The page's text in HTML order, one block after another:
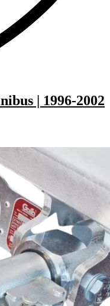
| 1996-2002